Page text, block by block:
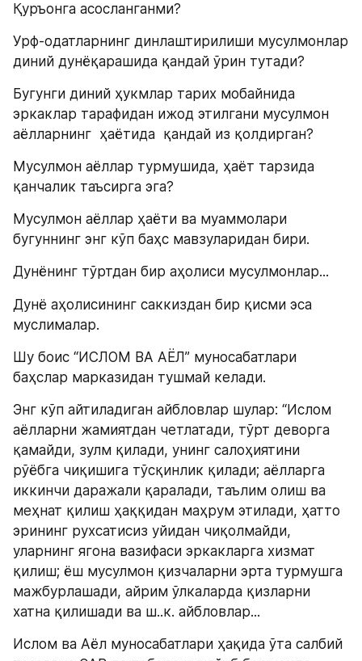
Қуръонга асосланганми?
Урф-одатларнинг динлаштирилиши мусулмонлар
диний дунёқарашида қандай ўрин тутади?
Бугунги диний ҳукмлар тарих мобайнида
эркаклар тарафидан ижод этилгани мусулмон
аёлларнинг  ҳаётида  қандай из қолдирган?
Мусулмон аёллар турмушида, ҳаёт тарзида
қанчалик таъсирга эга?
Мусулмон аёллар ҳаёти ва муаммолари
бугуннинг энг кўп баҳс мавзуларидан бири.
Дунёнинг тўртдан бир аҳолиси мусулмонлар...
Дунё аҳолисининг саккиздан бир қисми эса
муслималар.
Шу боис “ИСЛОМ ВА АЁЛ” муносабатлари
баҳслар марказидан тушмай келади.
Энг кўп айтиладиган айбловлар шулар: “Ислом
аёлларни жамиятдан четлатади, тўрт деворга
қамайди, зулм қилади, унинг салоҳиятини
рўёбга чиқишига тўсқинлик қилади; аёлларга
иккинчи даражали қаралади, таълим олиш ва
меҳнат қилиш ҳаққидан маҳрум этилади, ҳатто
эрининг рухсатисиз уйидан чиқолмайди,
уларнинг ягона вазифаси эркакларга хизмат
қилиш; ёш мусулмон қизчаларни эрта турмушга
мажбурлашади, айрим ўлкаларда қизларни
хатна қилишади ва ш..к. айбловлар...
Ислом ва Аёл муносабатлари ҳақида ўта салбий